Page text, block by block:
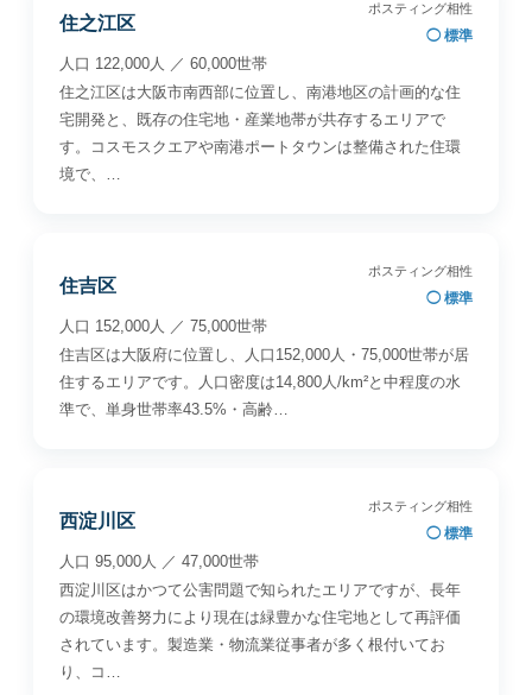
住之江区
ポスティング相性
◯ 標準
人口 122,000人 ／ 60,000世帯
住之江区は大阪市南西部に位置し、南港地区の計画的な住
宅開発と、既存の住宅地・産業地帯が共存するエリアで
す。コスモスクエアや南港ポートタウンは整備された住環
境で、…
住吉区
ポスティング相性
◯ 標準
人口 152,000人 ／ 75,000世帯
住吉区は大阪府に位置し、人口152,000人・75,000世帯が居
住するエリアです。人口密度は14,800人/km²と中程度の水
準で、単身世帯率43.5%・高齢…
西淀川区
ポスティング相性
◯ 標準
人口 95,000人 ／ 47,000世帯
西淀川区はかつて公害問題で知られたエリアですが、長年
の環境改善努力により現在は緑豊かな住宅地として再評価
されています。製造業・物流業従事者が多く根付いてお
り、コ…